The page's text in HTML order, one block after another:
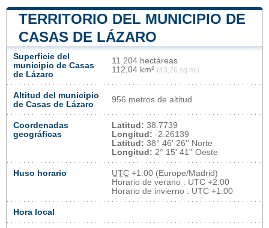
TERRITORIO DEL MUNICIPIO DE
CASAS DE LÁZARO
Superficie del
municipio de Casas
de Lázaro
11 204 hectáreas
112,04 km² (43,26 sq mi)
Altitud del municipio
de Casas de Lázaro
956 metros de altitud
Coordenadas
geográficas
Latitud: 38.7739
Longitud: -2.26139
Latitud: 38° 46' 26'' Norte
Longitud: 2° 15' 41'' Oeste
Huso horario UTC +1:00 (Europe/Madrid)
Horario de verano : UTC +2:00
Horario de invierno : UTC +1:00
Hora local